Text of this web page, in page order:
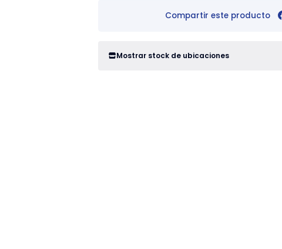
Compartir este producto
Mostrar stock de ubicaciones